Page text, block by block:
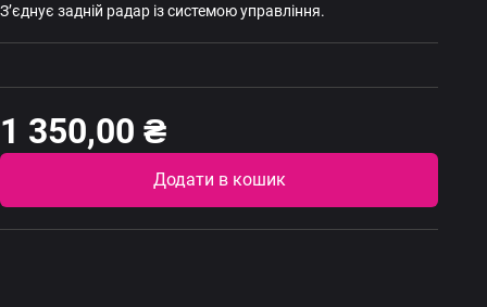
Зʼєднує задній радар із системою управління.
1 350,00 ₴
Додати в кошик